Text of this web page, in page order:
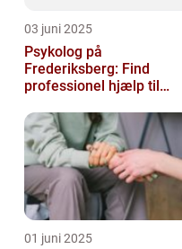
03 juni 2025
Psykolog på
Frederiksberg: Find
professionel hjælp til
01 juni 2025